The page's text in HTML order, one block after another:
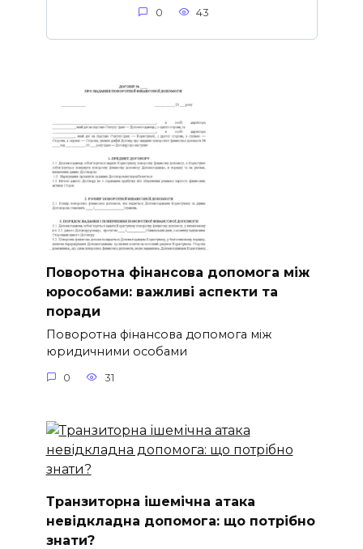
0 43
Поворотна фінансова допомога між
юрособами: важливі аспекти та
поради
Поворотна фінансова допомога між
юридичними особами
0 31
Транзиторна ішемічна атака
невідкладна допомога: що потрібно
знати?